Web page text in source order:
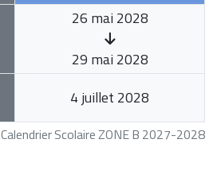
Calendrier Scolaire ZONE B 2027-2028
26 mai 2028
29 mai 2028
4 juillet 2028